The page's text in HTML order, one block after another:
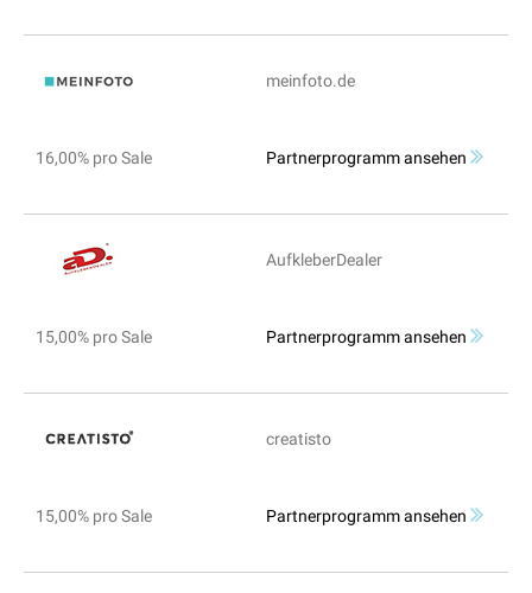
meinfoto.de
16,00% pro Sale Partnerprogramm ansehen
AufkleberDealer
15,00% pro Sale Partnerprogramm ansehen
creatisto
15,00% pro Sale Partnerprogramm ansehen